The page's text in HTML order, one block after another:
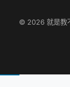
© 2026 就是教